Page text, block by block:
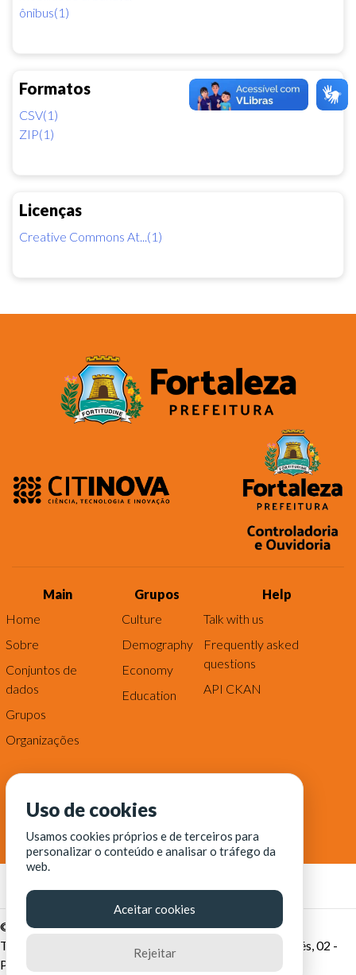
ônibus(1)
Formatos
CSV(1)
ZIP(1)
Licenças
Creative Commons At...(1)
Main
Home
Sobre
Conjuntos de
dados
Grupos
Organizações
Grupos
Culture
Demography
Economy
Education
Help
Talk with us
Frequently asked
questions
API CKAN
© Fortaleza Digital || CITINOVA - Fundação de Ciência,
Tecnologia e Inovação de Fortaleza - Rua dos Tremembés, 02 -
Praia de Iracema - Fortaleza-CE
Uso de cookies
Usamos cookies próprios e de terceiros para
personalizar o conteúdo e analisar o tráfego da
web.
Aceitar cookies
Rejeitar